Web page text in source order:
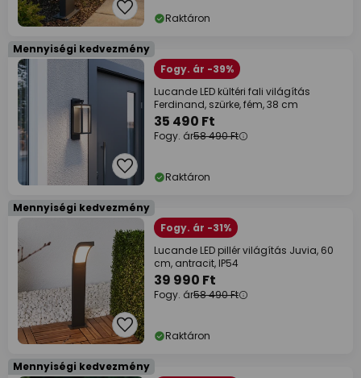
Raktáron
Mennyiségi kedvezmény
Fogy. ár -39%
Lucande LED kültéri fali világítás
Ferdinand, szürke, fém, 38 cm
35 490 Ft
Fogy. ár58 490 Ft
Raktáron
Mennyiségi kedvezmény
Fogy. ár -31%
Lucande LED pillér világítás Juvia, 60
cm, antracit, IP54
39 990 Ft
Fogy. ár58 490 Ft
Raktáron
Mennyiségi kedvezmény